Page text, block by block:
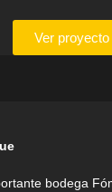
Ver proyecto
bodega